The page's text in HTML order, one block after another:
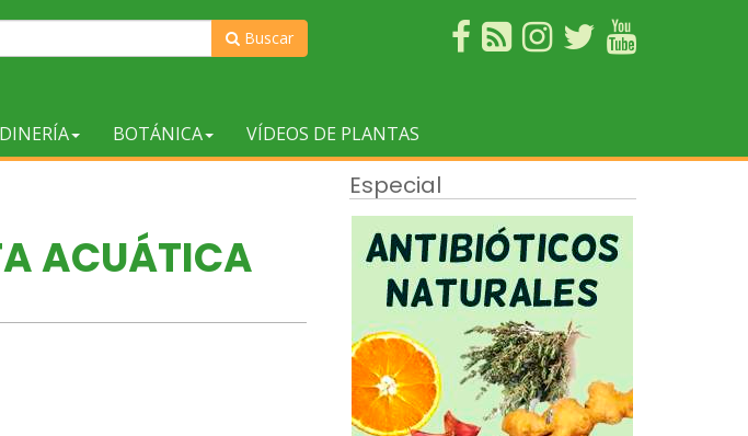
Buscar
BOTÁNICA VÍDEOS DE PLANTAS
ACUÁTICA
Especial